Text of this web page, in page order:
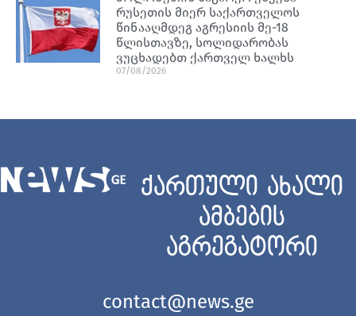
რუსეთის მიერ საქართველოს
წინააღმდეგ აგრესიის მე-18
წლისთავზე, სოლიდარობას
ვუცხადებთ ქართველ ხალხს
07/08/2026
ქართული ახალი
ამბების
აგრეგატორი
contact@news.ge